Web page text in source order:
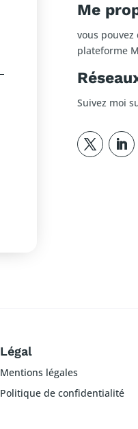
Me
vous
plateforme
Suivez moi
Légal
Mentions légales
Politique de confidentialité